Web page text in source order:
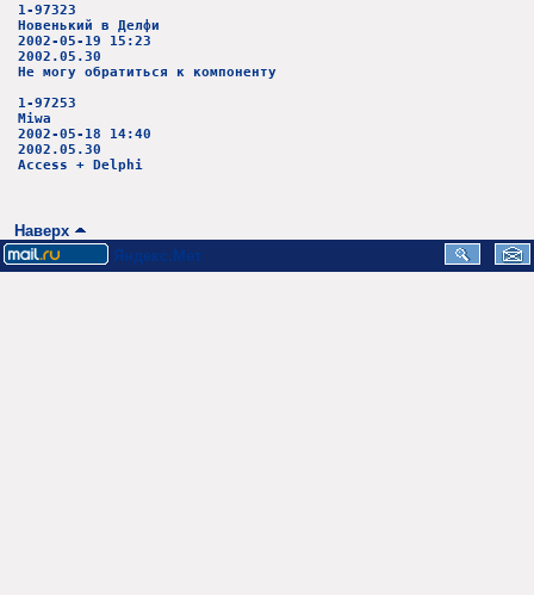
1-97323
Новенький в Делфи
2002-05-19 15:23
2002.05.30
Не могу обратиться к компоненту
1-97253
Miwa
2002-05-18 14:40
2002.05.30
Access + Delphi
Наверх